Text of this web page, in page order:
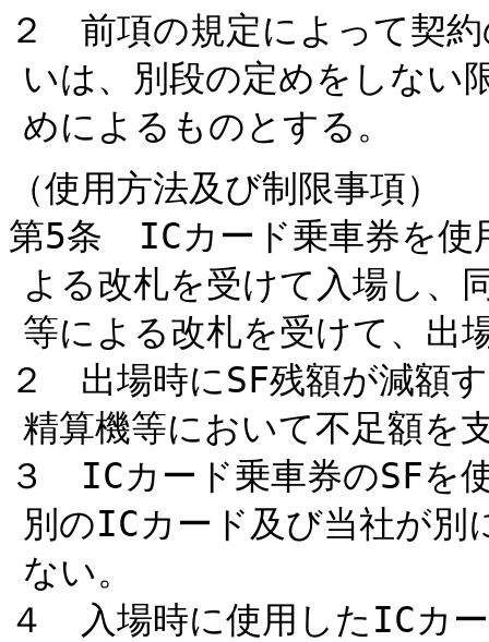
２ 前項の規定によって契
いは、別段の定めをしない
めによるものとする。
（使用方法及び制限事項）
第5条 ICカード乗車券を使
よる改札を受けて入場し、
等による改札を受けて、出
２ 出場時にSF残額が減額
精算機等において不足額を
３ ICカード乗車券のSFを
別のICカード及び当社が別
ない。
４ 入場時に使用したICカ